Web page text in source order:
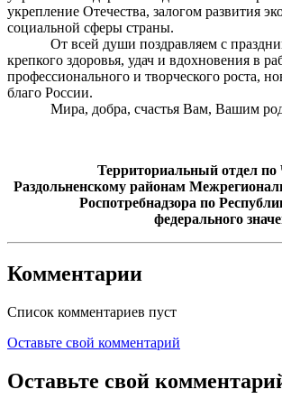
укрепление Отечества, залогом развития
социальной сферы страны.
От всей души поздравляем с
крепкого здоровья, удач и вдохновения в
профессионального и творческого роста,
благо России.
Мира, добра, счастья Вам, Вашим
Территориальный отдел
Раздольненскому районам
Роспотребнадзора по
федерального
Комментарии
Список комментариев пуст
Оставьте свой комментарий
Оставьте свой